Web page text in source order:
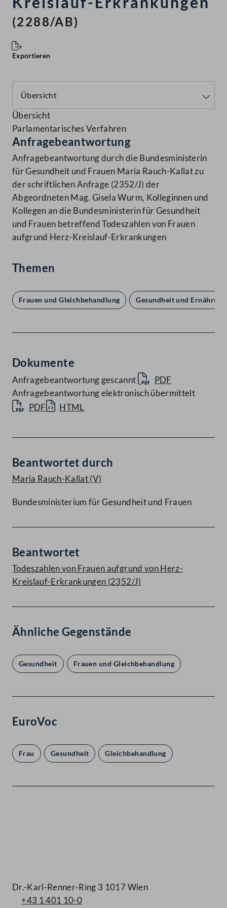
(2288/AB)
Exportieren
Übersicht
Parlamentarisches Verfahren
Anfragebeantwortung
Anfragebeantwortung durch die Bundesministerin
für Gesundheit und Frauen Maria Rauch-Kallat zu
der schriftlichen Anfrage (2352/J) der
Abgeordneten Mag. Gisela Wurm, Kolleginnen und
Kollegen an die Bundesministerin für Gesundheit
und Frauen betreffend Todeszahlen von Frauen
aufgrund Herz-Kreislauf-Erkrankungen
Themen
Frauen und Gleichbehandlung Gesundheit und Ernährung
Dokumente
Anfragebeantwortung gescannt
PDF
Anfragebeantwortung elektronisch übermittelt
PDF
HTML
Beantwortet durch
Maria Rauch-Kallat(V)
Bundesministerium für Gesundheit und Frauen
Beantwortet
Todeszahlen von Frauen aufgrund von Herz-
Kreislauf-Erkrankungen (2352/J)
Ähnliche Gegenstände
Gesundheit Frauen und Gleichbehandlung
EuroVoc
Frau Gesundheit Gleichbehandlung
Dr.-Karl-Renner-Ring 3 1017 Wien
+43 1 401 10-0